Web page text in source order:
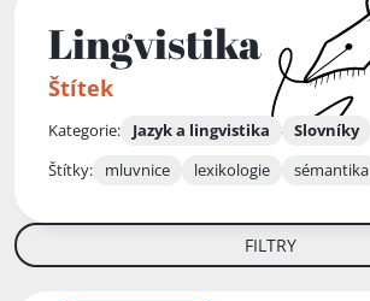
Lingvistika
Štítek
Kategorie: Jazyk a lingvistika
Slovníky
Štítky:
mluvnice lexikologie sémantika
FILTRY